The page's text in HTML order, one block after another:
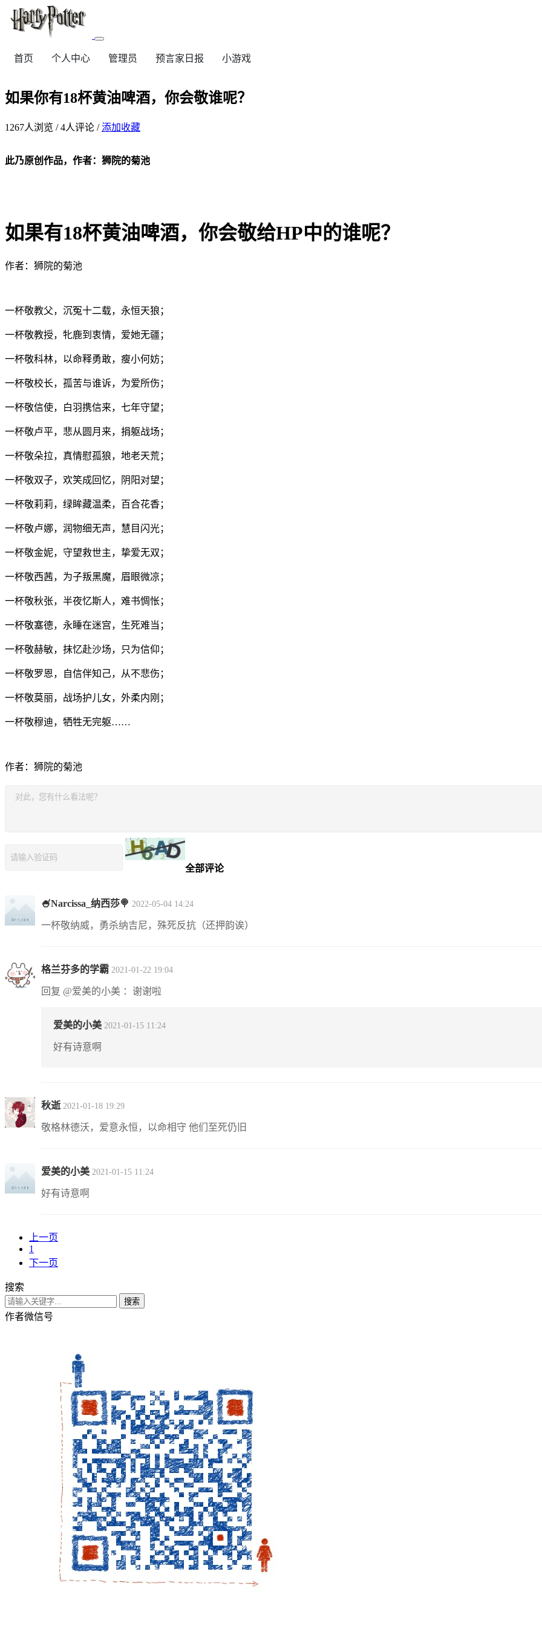
首页 个人中心 管理员 预言家日报 小游戏
如果你有18杯黄油啤酒，你会敬谁呢？
1267人浏览 /4人评论 /添加收藏
此乃原创作品，作者：狮院的菊池
如果有18杯黄油啤酒，你会敬给HP中的谁呢？
作者：狮院的菊池
一杯敬教父，沉冤十二载，永恒天狼；
一杯敬教授，牝鹿到衷情，爱她无疆；
一杯敬科林，以命释勇敢，瘦小何妨；
一杯敬校长，孤苦与谁诉，为爱所伤；
一杯敬信使，白羽携信来，七年守望；
一杯敬卢平，悲从圆月来，捐躯战场；
一杯敬朵拉，真情慰孤狼，地老天荒；
一杯敬双子，欢笑成回忆，阴阳对望；
一杯敬莉莉，绿眸藏温柔，百合花香；
一杯敬卢娜，润物细无声，慧目闪光；
一杯敬金妮，守望救世主，挚爱无双；
一杯敬西茜，为子叛黑魔，眉眼微凉；
一杯敬秋张，半夜忆斯人，难书惆怅；
一杯敬塞德，永睡在迷宫，生死难当；
一杯敬赫敏，抹忆赴沙场，只为信仰；
一杯敬罗恩，自信伴知己，从不悲伤；
一杯敬莫丽，战场护儿女，外柔内刚；
一杯敬穆迪，牺牲无完躯……
作者：狮院的菊池
全部评论
🍧Narcissa_纳西莎🍭 2022-05-04 14:24
一杯敬纳威，勇杀纳吉尼，殊死反抗（还押韵诶）
格兰芬多的学霸 2021-01-22 19:04
回复 @爱美的小美 ：谢谢啦
爱美的小美 2021-01-15 11:24
好有诗意啊
秋逝 2021-01-18 19:29
敬格林德沃，爱意永恒，以命相守 他们至死仍旧
爱美的小美 2021-01-15 11:24
好有诗意啊
上一页
1
下一页
搜索
搜索
作者微信号